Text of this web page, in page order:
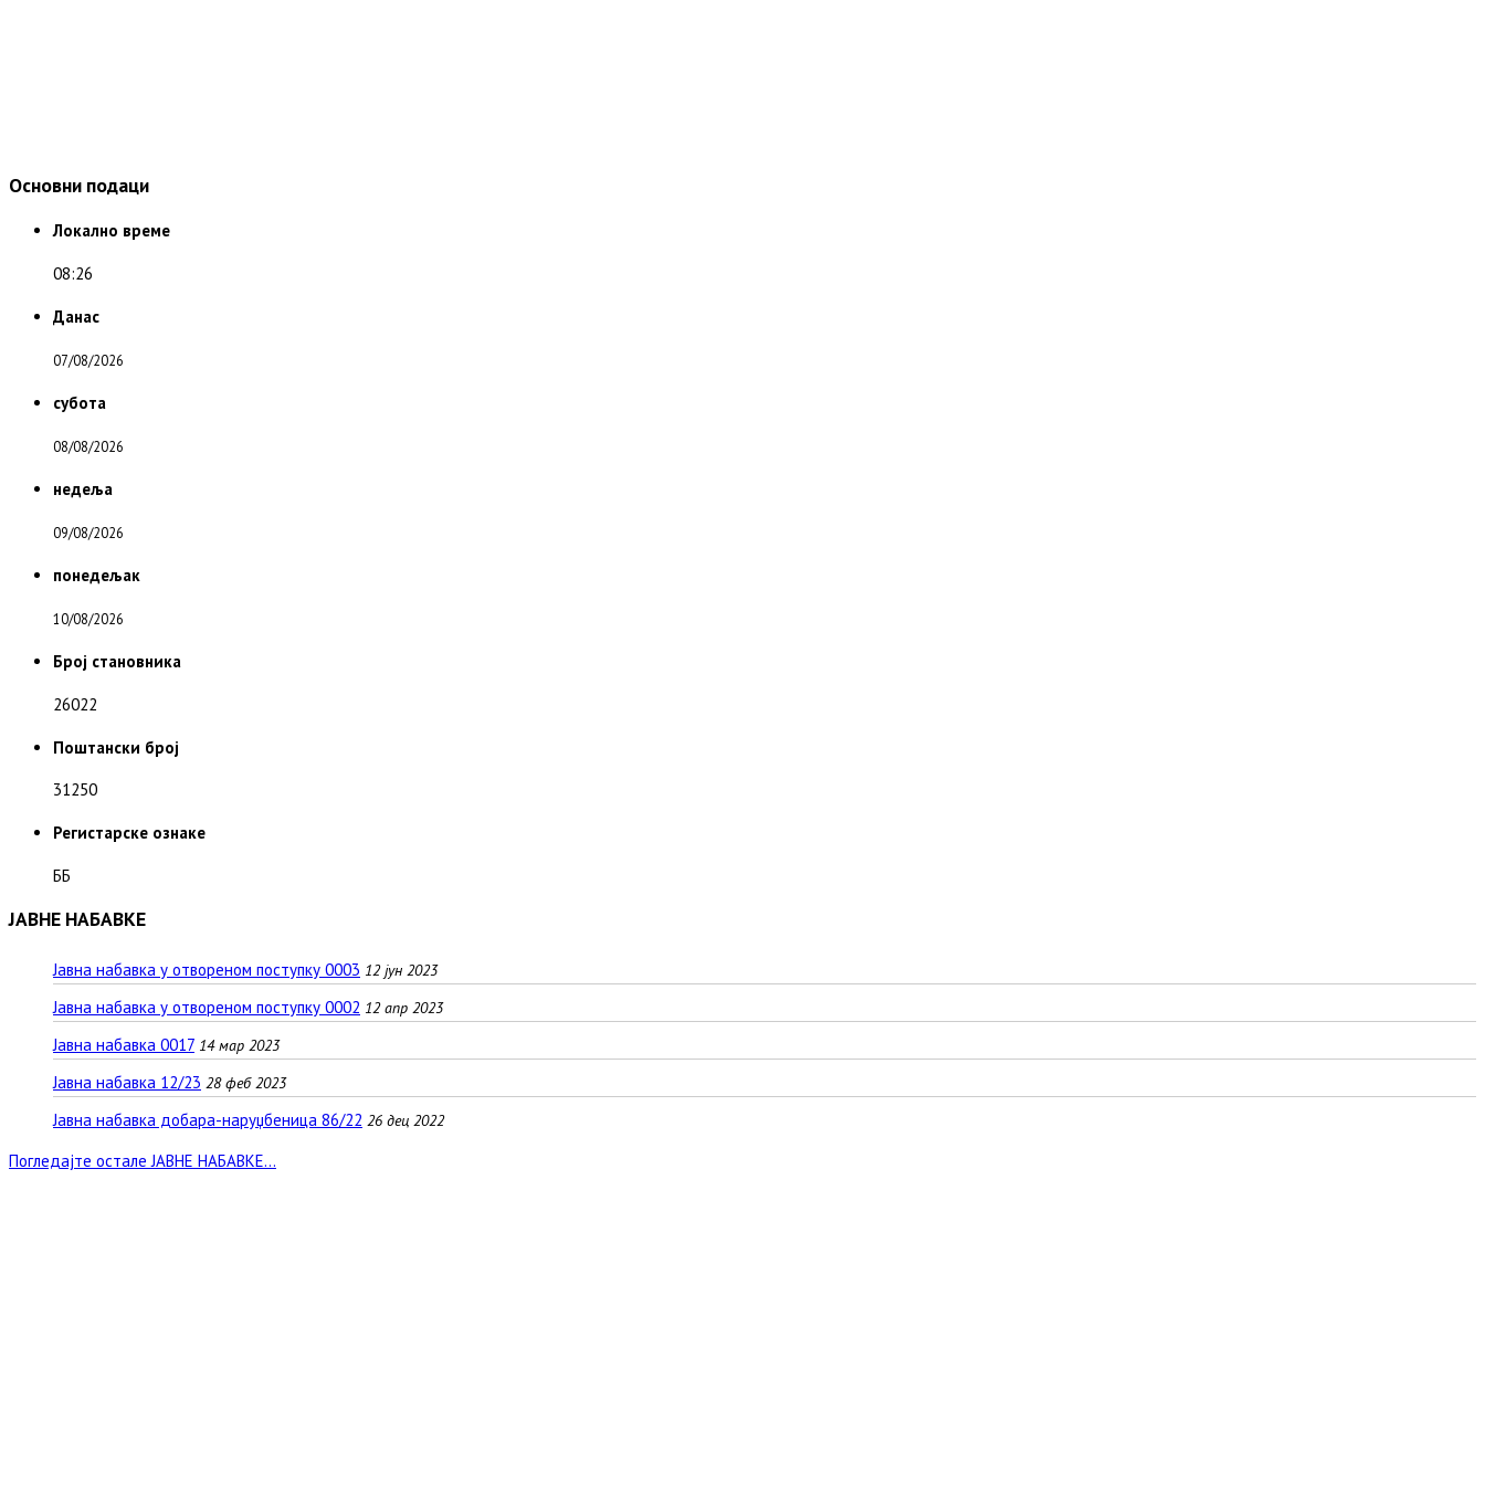
Основни подаци
Локално време
08:26
Данас
07/08/2026
субота
08/08/2026
недеља
09/08/2026
понедељак
10/08/2026
Број становника
26022
Поштански број
31250
Регистарске ознаке
ББ
ЈАВНЕ НАБАВКЕ
Јавна набавка у отвореном поступку 0003 12 јун 2023
Јавна набавка у отвореном поступку 0002 12 апр 2023
Јавна набавка 0017 14 мар 2023
Јавна набавка 12/23 28 феб 2023
Јавна набавка добара-наруџбеница 86/22 26 дец 2022
Погледајте остале ЈАВНЕ НАБАВКЕ...